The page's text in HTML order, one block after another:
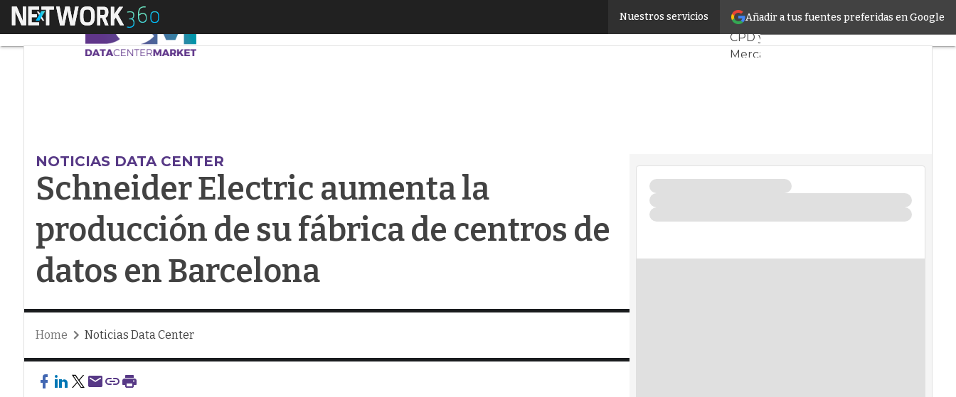
Añadir a tus fuentes preferidas en Google
Nuestros servicios
Menú Schneider Electric aumenta la producción de su fábrica de centros de datos en Barcelona
Servidores
CPD y
Mercado
Datos
Artificial
NOTICIAS DATA CENTER
Schneider Electric aumenta la
producción de su fábrica de centros de
datos en Barcelona
Home Noticias Data Center